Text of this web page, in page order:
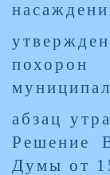
абзац
Решение
Думы от